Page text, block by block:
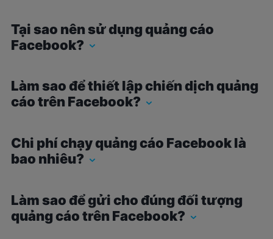
Tại sao nên sử dụng quảng cáo
Facebook?
Làm sao để thiết lập chiến dịch quảng
cáo trên Facebook?
Chi phí chạy quảng cáo Facebook là
bao nhiêu?
Làm sao để gửi cho đúng đối tượng
quảng cáo trên Facebook?